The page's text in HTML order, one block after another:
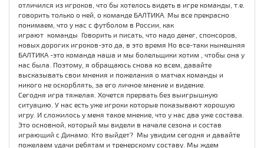
отличился из игроков, что бы хотелось видеть в игре команды, т.е.
говорить только о ней, о команде БАЛТИКА. Мы все прекрасно
понимаем, что у нас с футболом в России, как
играют команды Говорить и писать, что надо денег, спонсоров,
новых дорогих игроков-это да, в это время Но все-таки нынешняя
БАЛТИКА -это команда наша и мы болельщики хотим , чтобы она у
нас была. Поэтому, я обращаюсь снова ко всем, давайте
высказывать свои мнения и пожелания о матчах команды и
никого не оскорблять, за его личное мнение и видение.
Сегодня игра тяжелая. Хочется прервать без выигрышную
ситуацию. У нас есть уже игроки которые показывают хорошую
игру. И сложилось у меня такое мнение, что у нас два уже состава.
Это основной, который мы видели в начале сезона и состав
играющий с Динамо. Кто выйдет? Мы увидим сегодня и давайте
пожелаем удачи ребятам и тренерскому составу. Мы ждем